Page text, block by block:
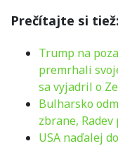
Prečítajte si tiež:
Trump na
premrhali
sa vyjadril o
Bulharsko
zbrane,
USA naďalej